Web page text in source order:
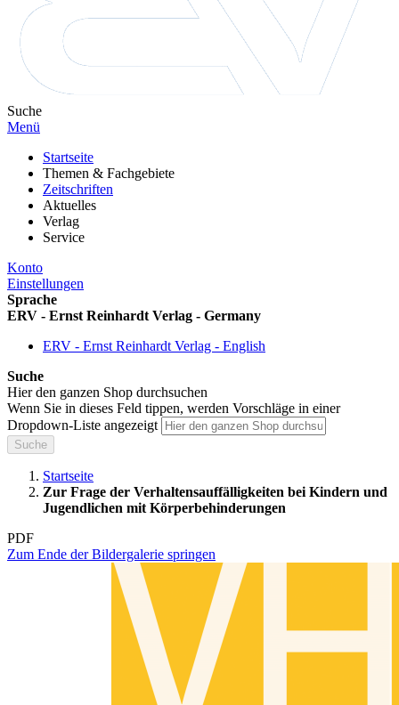
Suche
Menü
Startseite
Themen & Fachgebiete
Zeitschriften
Aktuelles
Verlag
Service
Konto
Einstellungen
Sprache
ERV - Ernst Reinhardt Verlag - Germany
ERV - Ernst Reinhardt Verlag - English
Suche
Hier den ganzen Shop durchsuchen
Wenn Sie in dieses Feld tippen, werden Vorschläge in einer
Dropdown-Liste angezeigt
Suche
Startseite
Zur Frage der Verhaltensauffälligkeiten bei Kindern und
Jugendlichen mit Körperbehinderungen
PDF
Zum Ende der Bildergalerie springen